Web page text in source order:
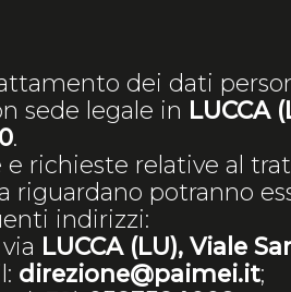
dei dati
sede legale in LUCCA
.
e richieste relative al
riguardano potranno
indirizzi:
LUCCA (LU), Viale
direzione@paimei.it;